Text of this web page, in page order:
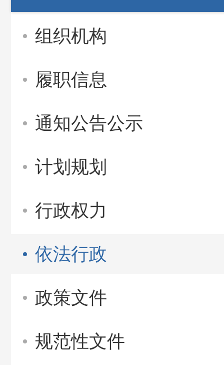
组织机构
履职信息
通知公告公示
计划规划
行政权力
依法行政
政策文件
规范性文件